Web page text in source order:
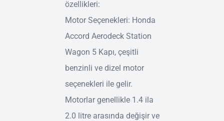
özellikleri:
Motor Seçenekleri: Honda
Accord Aerodeck Station
Wagon 5 Kapı, çeşitli
benzinli ve dizel motor
seçenekleri ile gelir.
Motorlar genellikle 1.4 ila
2.0 litre arasında değişir ve